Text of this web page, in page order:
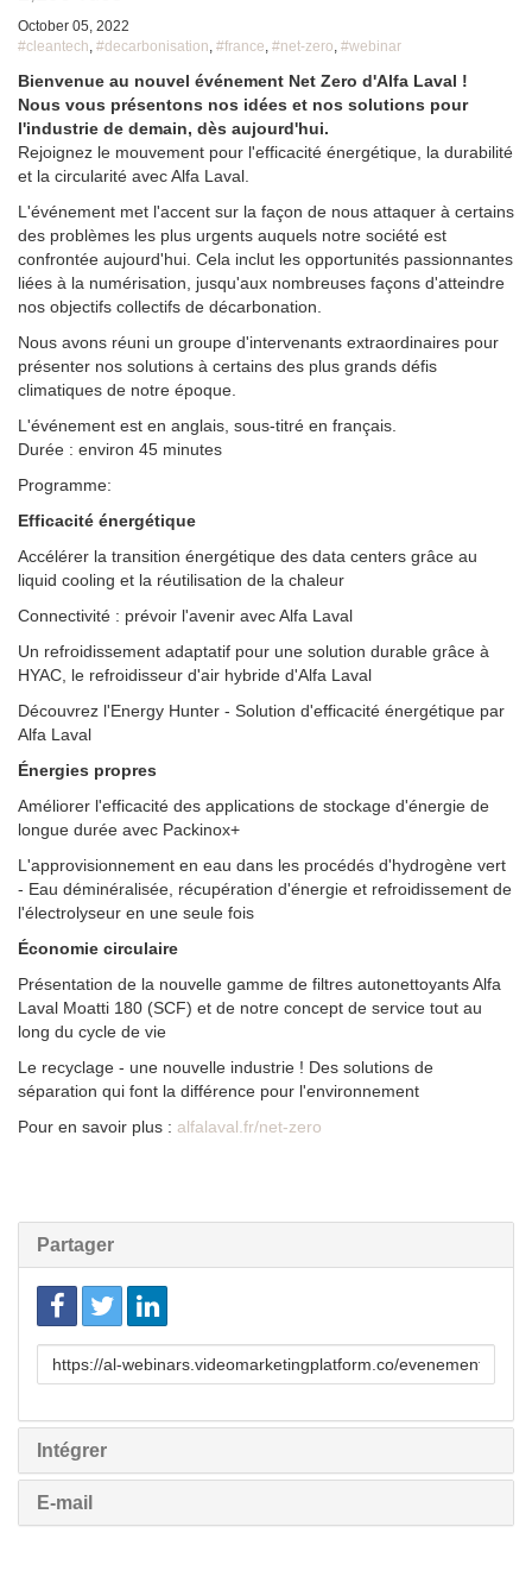
October 05, 2022
#cleantech, #decarbonisation, #france, #net-zero, #webinar
Bienvenue au nouvel événement Net Zero d'Alfa Laval !
Nous vous présentons nos idées et nos solutions pour
l'industrie de demain, dès aujourd'hui.
Rejoignez le mouvement pour l'efficacité énergétique, la durabilité
et la circularité avec Alfa Laval.
L'événement met l'accent sur la façon de nous attaquer à certains
des problèmes les plus urgents auquels notre société est
confrontée aujourd'hui. Cela inclut les opportunités passionnantes
liées à la numérisation, jusqu'aux nombreuses façons d'atteindre
nos objectifs collectifs de décarbonation.
Nous avons réuni un groupe d'intervenants extraordinaires pour
présenter nos solutions à certains des plus grands défis
climatiques de notre époque.
L'événement est en anglais, sous-titré en français.
Durée : environ 45 minutes
Programme:
Efficacité énergétique
Accélérer la transition énergétique des data centers grâce au
liquid cooling et la réutilisation de la chaleur
Connectivité : prévoir l'avenir avec Alfa Laval
Un refroidissement adaptatif pour une solution durable grâce à
HYAC, le refroidisseur d'air hybride d'Alfa Laval
Découvrez l'Energy Hunter - Solution d'efficacité énergétique par
Alfa Laval
Énergies propres
Améliorer l'efficacité des applications de stockage d'énergie de
longue durée avec Packinox+
L'approvisionnement en eau dans les procédés d'hydrogène vert
- Eau déminéralisée, récupération d'énergie et refroidissement de
l'électrolyseur en une seule fois
Économie circulaire
Présentation de la nouvelle gamme de filtres autonettoyants Alfa
Laval Moatti 180 (SCF) et de notre concept de service tout au
long du cycle de vie
Le recyclage - une nouvelle industrie ! Des solutions de
séparation qui font la différence pour l'environnement
Pour en savoir plus : alfalaval.fr/net-zero
Partager
Lien
pour
Intégrer
E-mail